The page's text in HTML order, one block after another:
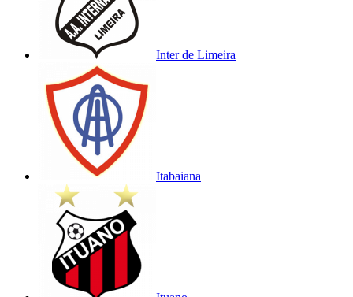
Inter de Limeira
Itabaiana